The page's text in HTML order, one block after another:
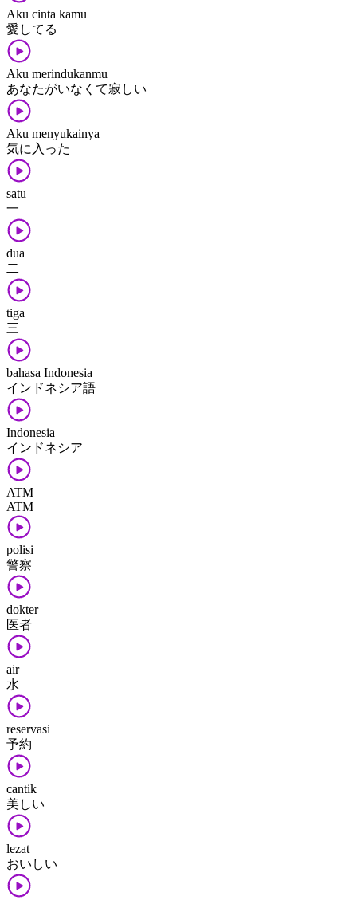
Aku cinta kamu
愛してる
Aku merindukanmu
あなた​が​いなくて​寂しい
Aku menyukainya
気に入った
satu
一
dua
二
tiga
三
bahasa Indonesia
インドネシア語
Indonesia
インドネシア
ATM
ATM
polisi
警察
dokter
医者
air
水
reservasi
予約
cantik
美しい
lezat
おいしい